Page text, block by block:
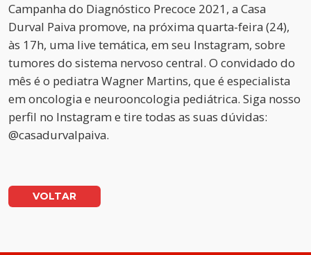
Campanha do Diagnóstico Precoce 2021, a Casa
Durval Paiva promove, na próxima quarta-feira (24),
às 17h, uma live temática, em seu Instagram, sobre
tumores do sistema nervoso central. O convidado do
mês é o pediatra Wagner Martins, que é especialista
em oncologia e neurooncologia pediátrica. Siga nosso
perfil no Instagram e tire todas as suas dúvidas:
@casadurvalpaiva.
VOLTAR